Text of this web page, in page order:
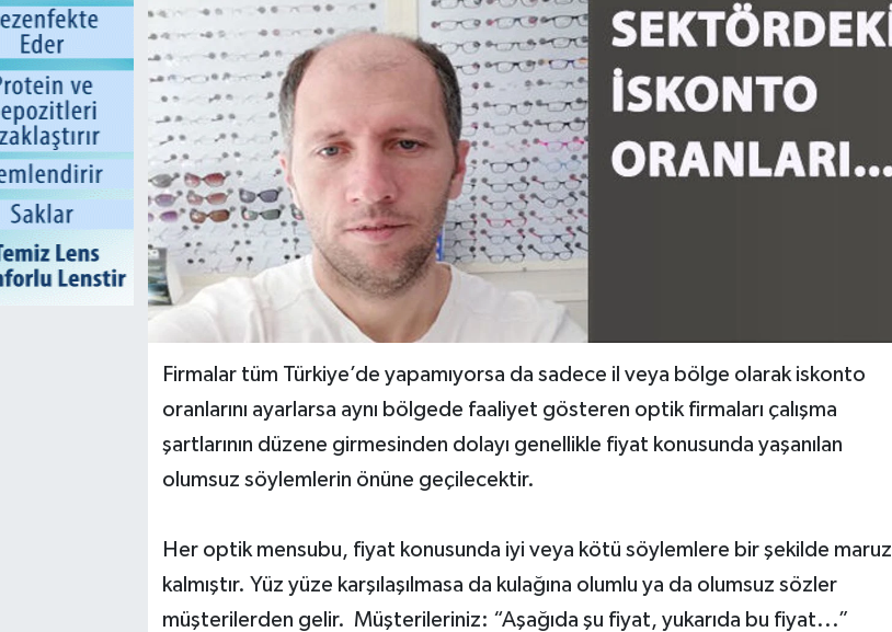
Firmalar tüm Türkiye’de yapamıyorsa da sadece il veya bölge olarak iskonto
oranlarını ayarlarsa aynı bölgede faaliyet gösteren optik firmaları çalışma
şartlarının düzene girmesinden dolayı genellikle fiyat konusunda yaşanılan
olumsuz söylemlerin önüne geçilecektir.
Her optik mensubu, fiyat konusunda iyi veya kötü söylemlere bir şekilde maruz
kalmıştır. Yüz yüze karşılaşılmasa da kulağına olumlu ya da olumsuz sözler
müşterilerden gelir. Müşterileriniz: “Aşağıda şu fiyat, yukarıda bu fiyat...”